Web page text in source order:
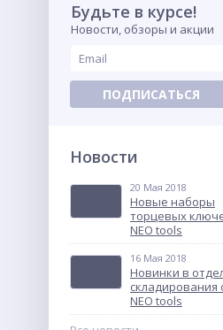
Установка для
сверления Eibenstock
107 224.80грн.
Полукомбинезон
48-58 размер, 164-200
Neo 81-320
1 393.75
Будьте в курсе!
Новости, обзоры и акции
ПОДПИСАТЬСЯ
Новости
20 Мая 2018
Новые наборы
торцевых
NEO tools
16 Мая 2018
Новинки в
складирования
NEO tools